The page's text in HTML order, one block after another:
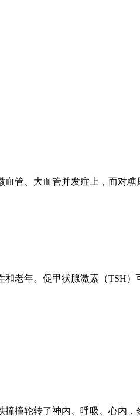
管、大血管并发症上，而对糖
老年。促甲状腺激素（TSH
撞轮转了神内、呼吸、心内